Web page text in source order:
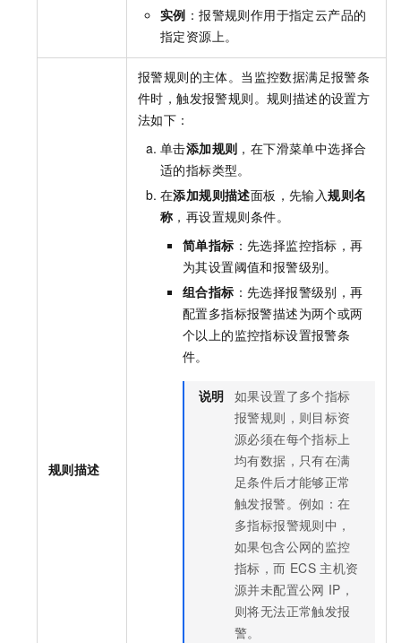
实例 ：报警规则作用于指定云产品的
指定资源上。
规则描述
报警规则的主体。当监控数据满足报警条
件时，触发报警规则。规则描述的设置方
法如下：
单击添加规则 ，在下滑菜单中选择合
适的指标类型。
在添加规则描述面板，先输入规则名
称 ，再设置规则条件。
简单指标 ：先选择监控指标，再
为其设置阈值和报警级别。
组合指标 ：先选择报警级别，再
配置多指标报警描述为两个或两
个以上的监控指标设置报警条
件。
说明 如果设置了多个指标
报警规则，则目标资
源必须在每个指标上
均有数据，只有在满
足条件后才能够正常
触发报警。例如：在
多指标报警规则中，
如果包含公网的监控
指标，而 ECS 主机资
源并未配置公网 IP，
则将无法正常触发报
警。